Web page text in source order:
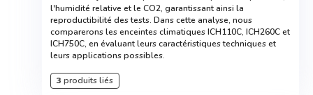
l'humidité relative et le CO2, garantissant ainsi la
reproductibilité des tests. Dans cette analyse, nous
comparerons les enceintes climatiques ICH110C, ICH260C et
ICH750C, en évaluant leurs caractéristiques techniques et
leurs applications possibles.
3 produits liés